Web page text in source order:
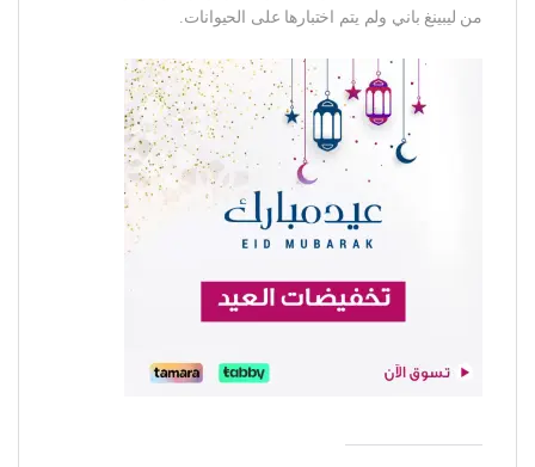
من ليبينغ باني ولم يتم اختبارها على الحيوانات.